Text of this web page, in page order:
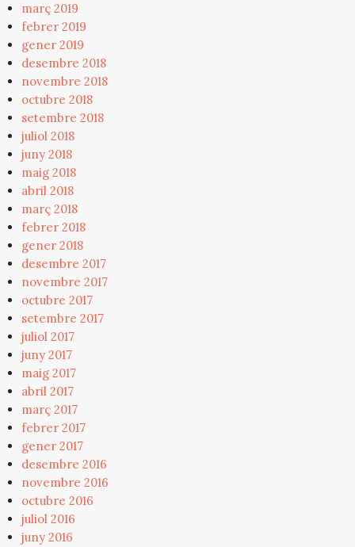
març 2019
febrer 2019
gener 2019
desembre 2018
novembre 2018
octubre 2018
setembre 2018
juliol 2018
juny 2018
maig 2018
abril 2018
març 2018
febrer 2018
gener 2018
desembre 2017
novembre 2017
octubre 2017
setembre 2017
juliol 2017
juny 2017
maig 2017
abril 2017
març 2017
febrer 2017
gener 2017
desembre 2016
novembre 2016
octubre 2016
juliol 2016
juny 2016